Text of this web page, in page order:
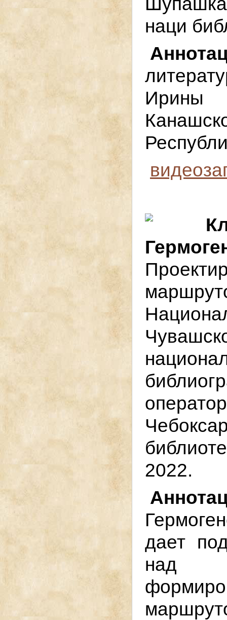
наци
Ирины
2022.
дает
над